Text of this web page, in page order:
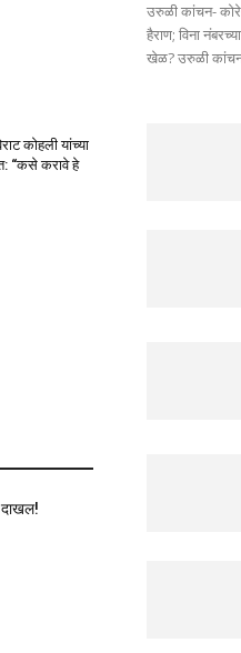
कोहली यांच्या
“कसे करावे हे
दाखल!
उरुळी कांचन-
हैराण; विना
खेळ? उरुळी कांचन